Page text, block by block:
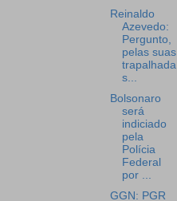
Reinaldo
Azevedo:
Pergunto,
pelas suas
trapalhada
s...
Bolsonaro
será
indiciado
pela
Polícia
Federal
por ...
GGN: PGR